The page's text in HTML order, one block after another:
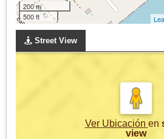
200 m
500 ft
Street View
Ver Ubicación en
view